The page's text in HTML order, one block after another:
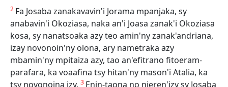
2 Fa Josaba zanakavavin'i Jorama mpanjaka, sy
anabavin'i Okoziasa, naka an'i Joasa zanak'i Okoziasa
kosa, sy nanatsoaka azy teo amin'ny zanak'andriana,
izay novonoin'ny olona, ary nametraka azy
mbamin'ny mpitaiza azy, tao an'efitrano fitoeram-
parafara, ka voaafina tsy hitan'ny mason'i Atalia, ka
tsy novonoina izy. 3 Enin-taona no nieren'izy sy Josaba